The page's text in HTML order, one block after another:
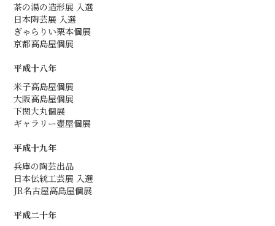
茶の湯の造形展 入選
日本陶芸展 入選
ぎゃらりい栗本個展
京都高島屋個展
平成十八年
米子高島屋個展
大阪高島屋個展
下関大丸個展
ギャラリー壺屋個展
平成十九年
兵庫の陶芸出品
日本伝統工芸展 入選
JR名古屋高島屋個展
平成二十年